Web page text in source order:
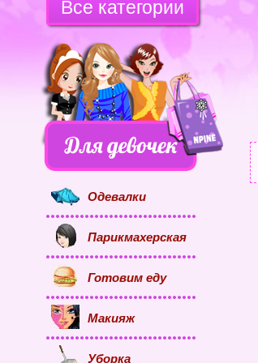
Все категории
Одевалки
Парикмахерская
Готовим еду
Макияж
Уборка